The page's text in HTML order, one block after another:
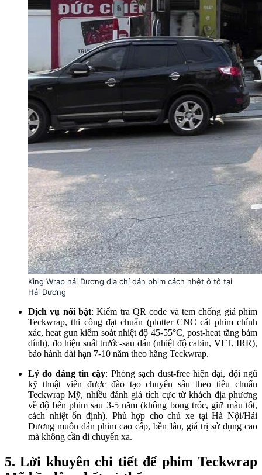
King Wrap hải Dương địa chỉ dán phim cách nhệt ô tô tại
Hải Dương
Dịch vụ nổi bật: Kiểm tra QR code và tem chống giả phim
Teckwrap, thi công đạt chuẩn (plotter CNC cắt phim chính
xác, heat gun kiểm soát nhiệt độ 45-55°C, post-heat tăng bám
dính), đo hiệu suất trước-sau dán (nhiệt độ cabin, VLT, IRR),
bảo hành dài hạn 7-10 năm theo hãng Teckwrap.
Lý do đáng tin cậy: Phòng sạch dust-free hiện đại, đội ngũ
kỹ thuật viên được đào tạo chuyên sâu theo tiêu chuẩn
Teckwrap Mỹ, nhiều đánh giá tích cực từ khách địa phương
về độ bền phim sau 3-5 năm (không bong tróc, giữ màu tốt,
cách nhiệt ổn định). Phù hợp cho chủ xe tại Hà Nội/Hải
Dương muốn dán phim cao cấp, bền lâu, giá trị sử dụng cao
mà không cần di chuyển xa.
5. Lời khuyên chi tiết để phim Teckwrap